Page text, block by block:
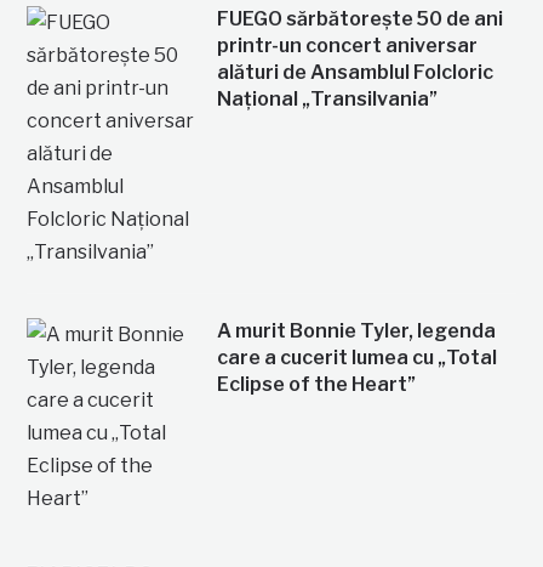
FUEGO sărbătorește 50 de ani
printr-un concert aniversar
alături de Ansamblul Folcloric
Național „Transilvania”
A murit Bonnie Tyler, legenda
care a cucerit lumea cu „Total
Eclipse of the Heart”